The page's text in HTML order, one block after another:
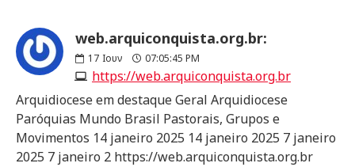
web.arquiconquista.org.br:
17 Ιουν 07:05:45 PM
https://web.arquiconquista.org.br
Arquidiocese em destaque Geral Arquidiocese
Paróquias Mundo Brasil Pastorais, Grupos e
Movimentos 14 janeiro 2025 14 janeiro 2025 7 janeiro
2025 7 janeiro 2 https://web.arquiconquista.org.br